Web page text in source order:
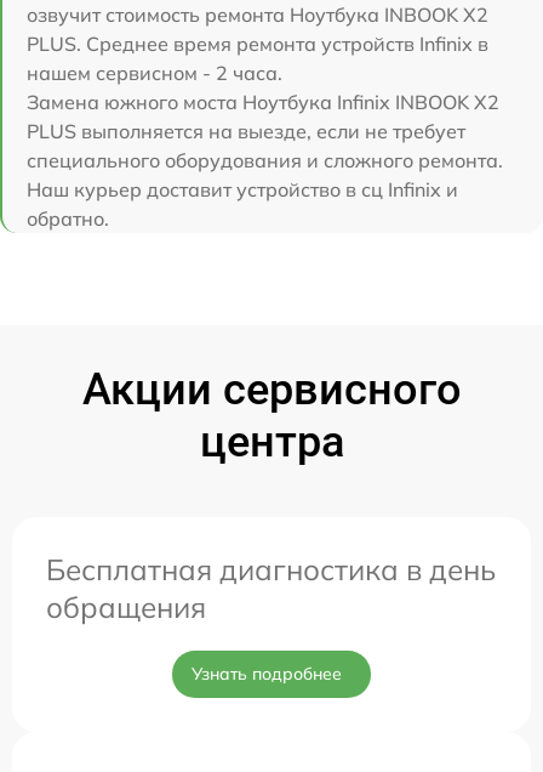
озвучит стоимость ремонта Ноутбука INBOOK X2
PLUS. Среднее время ремонта устройств Infinix в
нашем сервисном - 2 часа.
Замена южного моста Ноутбука Infinix INBOOK X2
PLUS выполняется на выезде, если не требует
специального оборудования и сложного ремонта.
Наш курьер доставит устройство в сц Infinix и
обратно.
Акции сервисного
центра
Бесплатная диагностика в день
обращения
Узнать подробнее